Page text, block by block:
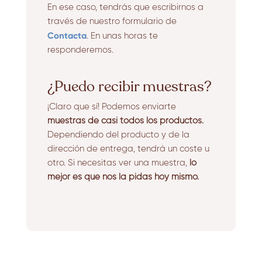
En ese caso, tendrás que escribirnos a
través de nuestro formulario de
Contacta. En unas horas te
responderemos.
¿Puedo recibir muestras?
¡Claro que sí! Podemos enviarte
muestras de casi todos los productos.
Dependiendo del producto y de la
dirección de entrega, tendrá un coste u
otro. Si necesitas ver una muestra, lo
mejor es que nos la pidas hoy mismo.